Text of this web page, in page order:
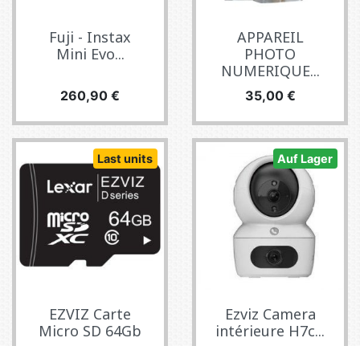
Fuji - Instax
Mini Evo...
Preis
260,90 €
APPAREIL
PHOTO
NUMERIQUE...
Preis
35,00 €
Last units
EZVIZ Carte
Micro SD 64Gb
Auf Lager
Ezviz Camera
intérieure H7c...